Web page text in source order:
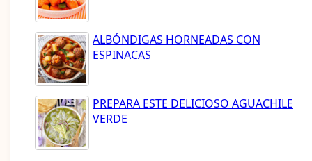
ALBÓNDIGAS HORNEADAS CON
ESPINACAS
PREPARA ESTE DELICIOSO AGUACHILE
VERDE